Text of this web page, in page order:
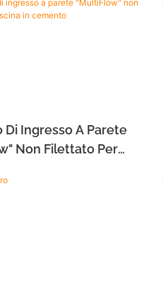
Di Ingresso A Parete
Non Filettato Per